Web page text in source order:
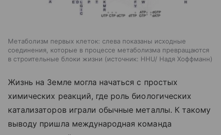
Метаболизм первых клеток: слева показаны исходные
соединения, которые в процессе метаболизма превращаются
в строительные блоки жизни
источник: HHU/ Надя Хоффманн
Жизнь на Земле могла начаться с простых
химических реакций, где роль биологических
катализаторов играли обычные металлы. К такому
выводу пришла международная команда